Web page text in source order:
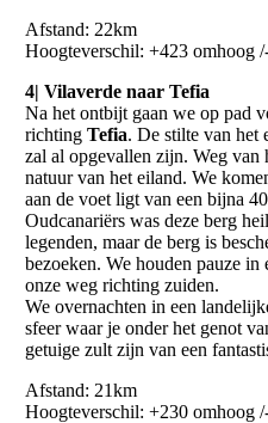
Afstand: 22km
Hoogteverschil: +423 omhoog
4| Vilaverde naar Tefia
Na het ontbijt gaan we op pad
richtingTefia. De stilte van het
zal al opgevallen zijn. Weg van
natuur van het eiland. We
aan de voet ligt van een bijna
Oudcanariërs was deze berg
legenden, maar de berg is
bezoeken. We houden pauze
onze weg richting zuiden.
We overnachten in een
sfeer waar je onder het genot
getuige zult zijn van een
Afstand: 21km
Hoogteverschil: +230 omhoog